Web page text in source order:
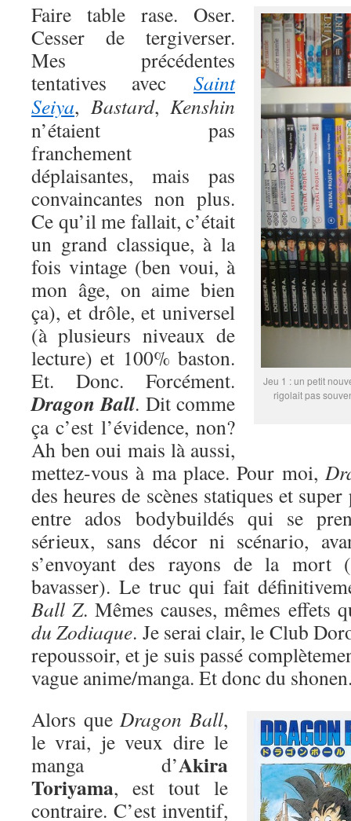
Jeu 1 : un petit
rigolait pas
Faire table rase. Oser.
Cesser de tergiverser.
Mes précédentes
tentatives avec Saint
Seiya, Bastard, Kenshin
n’étaient pas
franchement
déplaisantes, mais pas
convaincantes non plus.
Ce qu’il me fallait, c’était
un grand classique, à la
fois vintage (ben voui, à
mon âge, on aime bien
ça), et drôle, et universel
(à plusieurs niveaux de
lecture) et 100% baston.
Et. Donc. Forcément.
Dragon Ball. Dit comme
ça c’est l’évidence, non?
Ah ben oui mais là aussi,
mettez-vous à ma place. Pour moi,
des heures de scènes statiques et
entre ados bodybuildés qui se
sérieux, sans décor ni scénario,
s’envoyant des rayons de la mort
bavasser). Le truc qui fait
Ball Z. Mêmes causes, mêmes effets
du Zodiaque. Je serai clair, le Club
repoussoir, et je suis passé
vague anime/manga. Et donc du
Alors queDragon Ball,
le vrai, je veux dire le
manga d’Akira
Toriyama, est tout le
contraire. C’est inventif,